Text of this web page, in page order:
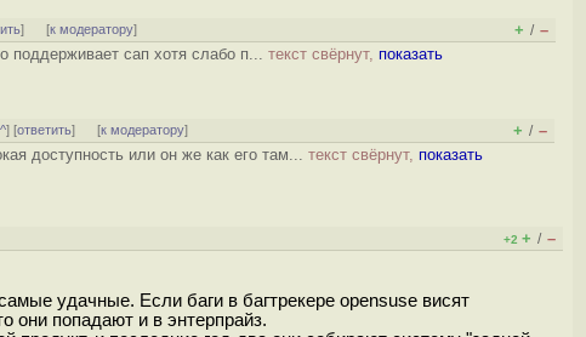
] [к модератору] + / –
поддерживает сап хотя слабо п... текст свёрнут, показать
] [ответить] [к модератору] + / –
доступность или он же как его там... текст свёрнут, показать
+2 + / –
удачные. Если баги в багтрекере opensuse висят
они попадают и в энтерпрайз.